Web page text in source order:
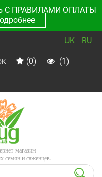
С ПРАВИЛАМИ ОПЛАТЫ
UK RU
(0) (1)
магазин
и саженцев.